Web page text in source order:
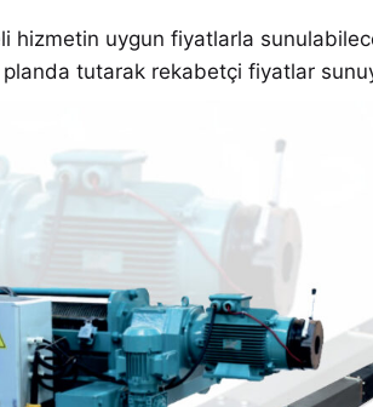
hizmetin uygun fiyatlarla
tutarak rekabetçi fiyatlar